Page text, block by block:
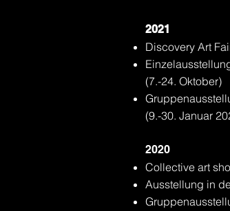
2021
Discovery Art
(7.-24. Oktober)
(9.-30. Januar
2020
Collective art
Ausstellung in